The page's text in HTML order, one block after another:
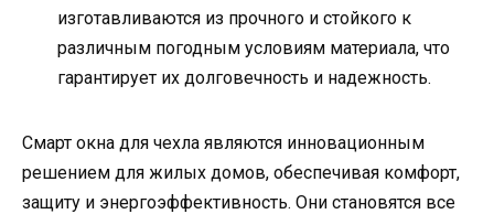
изготавливаются из прочного и стойкого к
различным погодным условиям материала, что
гарантирует их долговечность и надежность.
Смарт окна для чехла являются инновационным
решением для жилых домов, обеспечивая комфорт,
защиту и энергоэффективность. Они становятся все